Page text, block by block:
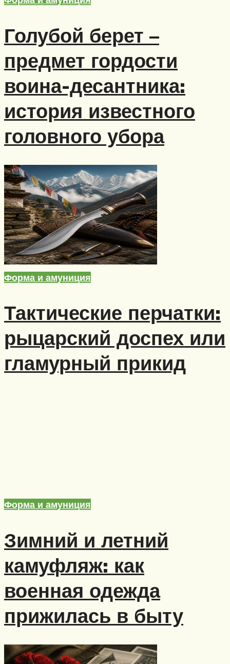
Голубой берет –
предмет гордости
воина-десантника:
история известного
головного убора
Форма и амуниция
Тактические перчатки:
рыцарский доспех или
гламурный прикид
Форма и амуниция
Зимний и летний
камуфляж: как
военная одежда
прижилась в быту